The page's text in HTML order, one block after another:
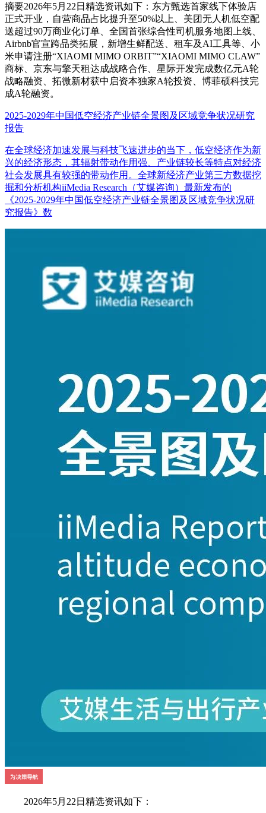
摘要2026年5月22日精选资讯如下：东方甄选首家线下体验店
正式开业，自营商品占比提升至50%以上、美团无人机低空配
送超过90万商业化订单、全国首张综合性司机服务地图上线、
Airbnb官宣跨品类拓展，新增生鲜配送、租车及AI工具等、小
米申请注册“XIAOMI MIMO ORBIT”“XIAOMI MIMO CLAW”
商标、京东与擎天租达成战略合作、星际开发完成数亿元A轮
战略融资、拓微新材获中启资本独家A轮投资、博菲硕科技完
成A轮融资。
2025-2029年中国低空经济产业链全景图及区域竞争状况研究
报告
在全球经济加速发展与科技飞速进步的当下，低空经济作为新
兴的经济形态，其辐射带动作用强、产业链较长等特点对经济
社会发展具有较强的带动作用。全球新经济产业第三方数据挖
掘和分析机构iiMedia Research（艾媒咨询）最新发布的
《2025-2029年中国低空经济产业链全景图及区域竞争状况研
究报告》数
2026年5月22日精选资讯如下：